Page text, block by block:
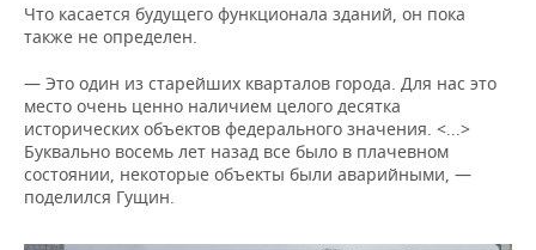
Что касается будущего функционала зданий, он пока
также не определен.
— Это один из старейших кварталов города. Для нас это
место очень ценно наличием целого десятка
исторических объектов федерального значения. <...>
Буквально восемь лет назад все было в плачевном
состоянии, некоторые объекты были аварийными, —
поделился Гущин.